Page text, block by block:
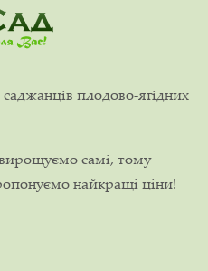
плодово-ягідних
самі, тому
найкращі ціни!